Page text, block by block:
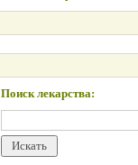
Поиск лекарства: